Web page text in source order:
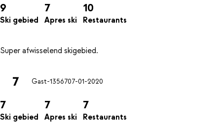
9
Ski gebied
7
Apres ski
10
Restaurants
7 Gast-1356707-01-2020
7
Ski gebied
7
Apres ski
7
Restaurants